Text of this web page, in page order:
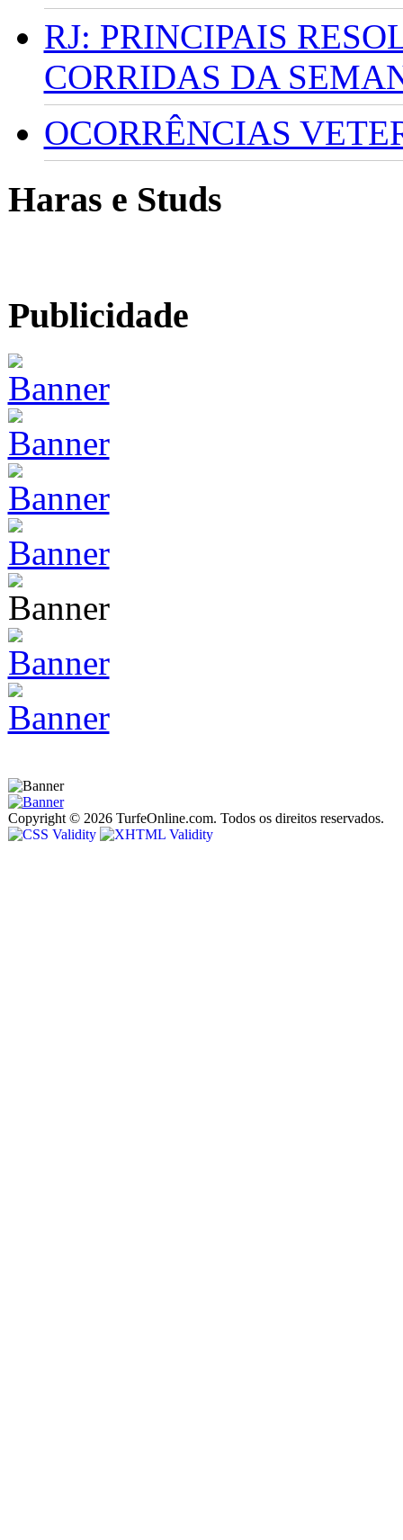
RJ: PRINCIPAIS
CORRIDAS DA
OCORRÊNCIAS
Haras e Studs
Publicidade
Copyright © 2026 TurfeOnline.com. Todos os direitos reservados.